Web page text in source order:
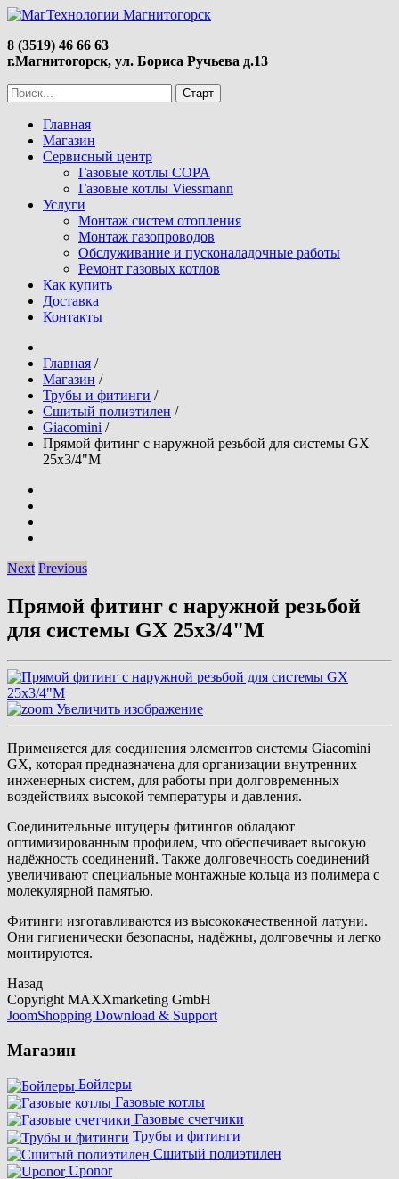
8 (3519) 46 66 63
г.Магнитогорск, ул. Бориса Ручьева д.13
Главная
Магазин
Сервисный центр
Газовые котлы COPA
Газовые котлы Viessmann
Услуги
Монтаж систем отопления
Монтаж газопроводов
Обслуживание и пусконаладочные работы
Ремонт газовых котлов
Как купить
Доставка
Контакты
Главная /
Магазин /
Трубы и фитинги /
Сшитый полиэтилен /
Giacomini /
Прямой фитинг с наружной резьбой для системы GX
25x3/4"M
Next Previous
Прямой фитинг с наружной резьбой
для системы GX 25x3/4"M
Увеличить изображение
Применяется для соединения элементов системы Giacomini
GX, которая предназначена для организации внутренних
инженерных систем, для работы при долговременных
воздействиях высокой температуры и давления.
Соединительные штуцеры фитингов обладают
оптимизированным профилем, что обеспечивает высокую
надёжность соединений. Также долговечность соединений
увеличивают специальные монтажные кольца из полимера с
молекулярной памятью.
Фитинги изготавливаются из высококачественной латуни.
Они гигиенически безопасны, надёжны, долговечны и легко
монтируются.
Назад
Copyright MAXXmarketing GmbH
JoomShopping Download & Support
Магазин
Бойлеры
Газовые котлы
Газовые счетчики
Трубы и фитинги
Сшитый полиэтилен
Uponor